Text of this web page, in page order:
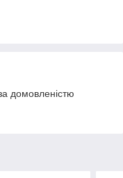
домовленістю